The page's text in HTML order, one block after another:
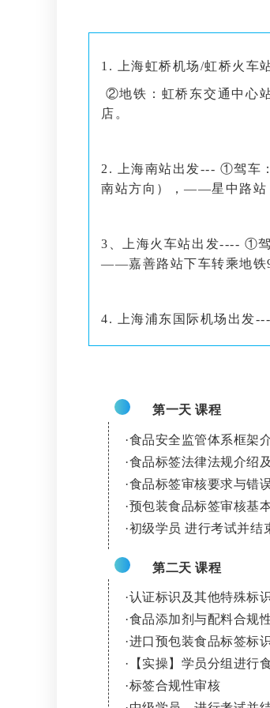
1. 上海虹桥机场/虹桥火车
②地铁：虹桥东交通中心
店。
2 . 上海南站出发--- ①驾车
南站方向），——星中路站
3、 上海火车站出发---- ①驾
——嘉善路站下车转乘地铁
4. 上海浦东国际机场出发
第一天 课程
·食品安全监管体系框架
·食品标签法律法规介绍
·食品标签审核要求与错
·预包装食品标签审核基
·初级学员 进行考试并结
第二天 课程
·认证标识及其他特殊标
·食品添加剂与配料合规
·进口预包装食品标签标
· 【实操】学员分组进行
·标签合规性审核